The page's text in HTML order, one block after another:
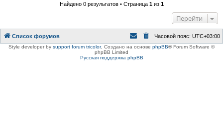
Найдено 0 результатов • Страница 1из 1
Перейти
Список форумов Часовой пояс: UTC+03:00
Style developer by support forum tricolor, Создано на основе phpBB® Forum Software ©
phpBB Limited
Русская поддержка phpBB